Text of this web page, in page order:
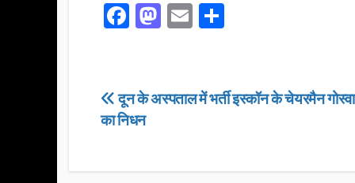
F
e
b
o
M
o
n
E
e
Post
navigation
दून के अस्पताल में भर्ती इस्कॉन के चेयरमैन
का निधन